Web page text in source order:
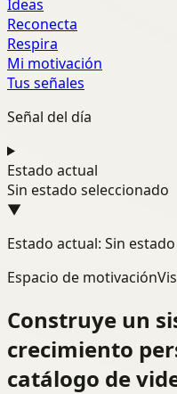
Ideas
Reconecta
Respira
Mi motivación
Tus señales
Señal del día
Estado actual
Sin estado seleccionado
▼
Estado actual: Sin
Espacio de motivación
Construye un
crecimiento
catálogo de